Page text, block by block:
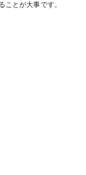
ことが大事です。